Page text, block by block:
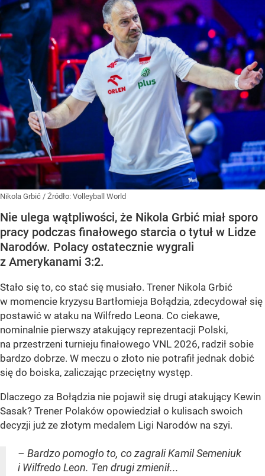
Nikola Grbić / Źródło: Volleyball World
Nie ulega wątpliwości, że Nikola Grbić miał sporo
pracy podczas finałowego starcia o tytuł w Lidze
Narodów. Polacy ostatecznie wygrali
z Amerykanami 3:2.
Stało się to, co stać się musiało. Trener Nikola Grbić
w momencie kryzysu Bartłomieja Bołądzia, zdecydował się
postawić w ataku na Wilfredo Leona. Co ciekawe,
nominalnie pierwszy atakujący reprezentacji Polski,
na przestrzeni turnieju finałowego VNL 2026, radził sobie
bardzo dobrze. W meczu o złoto nie potrafił jednak dobić
się do boiska, zaliczając przeciętny występ.
Dlaczego za Bołądzia nie pojawił się drugi atakujący Kewin
Sasak? Trener Polaków opowiedział o kulisach swoich
decyzji już ze złotym medalem Ligi Narodów na szyi.
– Bardzo pomogło to, co zagrali Kamil Semeniuk
i Wilfredo Leon. Ten drugi zmienił...